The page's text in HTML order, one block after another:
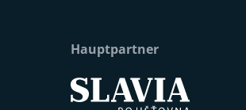
Hauptpartner